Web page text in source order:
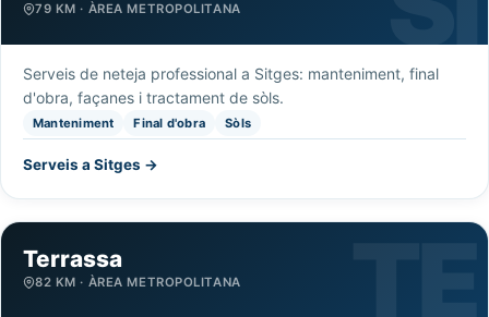
79 KM · ÀREA METROPOLITANA
Serveis de neteja professional a Sitges: manteniment, final
d'obra, façanes i tractament de sòls.
Manteniment Final d'obra Sòls
Serveis a Sitges →
Terrassa
82 KM · ÀREA METROPOLITANA